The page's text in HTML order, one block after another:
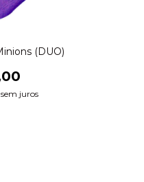
(DUO)
sem juros